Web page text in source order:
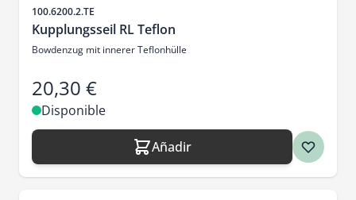
SKU
100.6200.2.TE
Kupplungsseil RL Teflon
Bowdenzug mit innerer Teflonhülle
20,30 €
Disponible
Añadir